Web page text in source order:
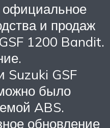
официальное
и продаж
1200 Bandit.
Suzuki GSF
было
ABS.
обновление